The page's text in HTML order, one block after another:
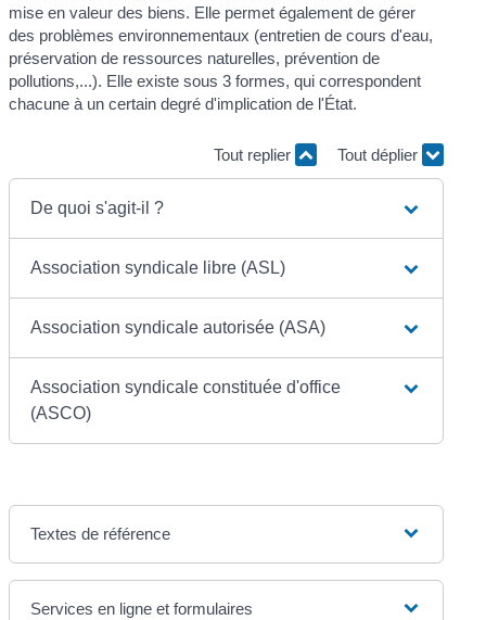
mise en valeur des biens. Elle permet également de gérer
des problèmes environnementaux (entretien de cours d'eau,
préservation de ressources naturelles, prévention de
pollutions,...). Elle existe sous 3 formes, qui correspondent
chacune à un certain degré d'implication de l'État.
Tout replier Tout déplier
De quoi s'agit-il ?
Association syndicale libre (ASL)
Association syndicale autorisée (ASA)
Association syndicale constituée d'office
(ASCO)
Textes de référence
Services en ligne et formulaires